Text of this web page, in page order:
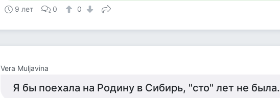
9 лет 0 0
Vera Muljavina
Я бы поехала на Родину в Сибирь, "сто" лет не была.